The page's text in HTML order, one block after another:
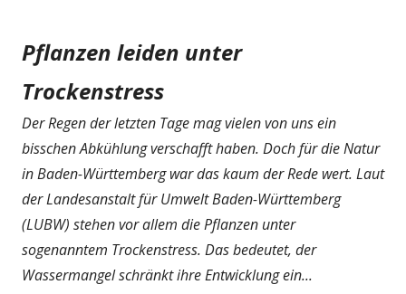
Pflanzen leiden unter
Trockenstress
Der Regen der letzten Tage mag vielen von uns ein
bisschen Abkühlung verschafft haben. Doch für die Natur
in Baden-Württemberg war das kaum der Rede wert. Laut
der Landesanstalt für Umwelt Baden-Württemberg
(LUBW) stehen vor allem die Pflanzen unter
sogenanntem Trockenstress. Das bedeutet, der
Wassermangel schränkt ihre Entwicklung ein...